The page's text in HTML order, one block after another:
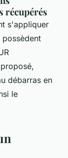
récupérés
s'appliquer
possèdent
débarras en
le